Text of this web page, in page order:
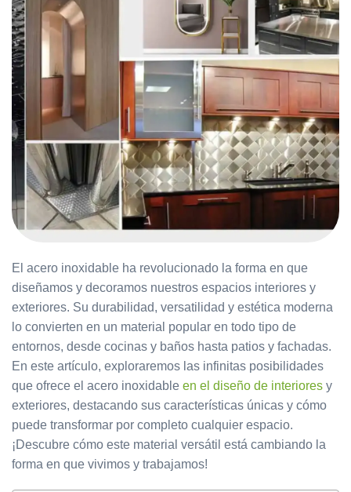
El acero inoxidable ha revolucionado la forma en que
diseñamos y decoramos nuestros espacios interiores y
exteriores. Su durabilidad, versatilidad y estética moderna
lo convierten en un material popular en todo tipo de
entornos, desde cocinas y baños hasta patios y fachadas.
En este artículo, exploraremos las infinitas posibilidades
que ofrece el acero inoxidable en el diseño de interiores y
exteriores, destacando sus características únicas y cómo
puede transformar por completo cualquier espacio.
¡Descubre cómo este material versátil está cambiando la
forma en que vivimos y trabajamos!